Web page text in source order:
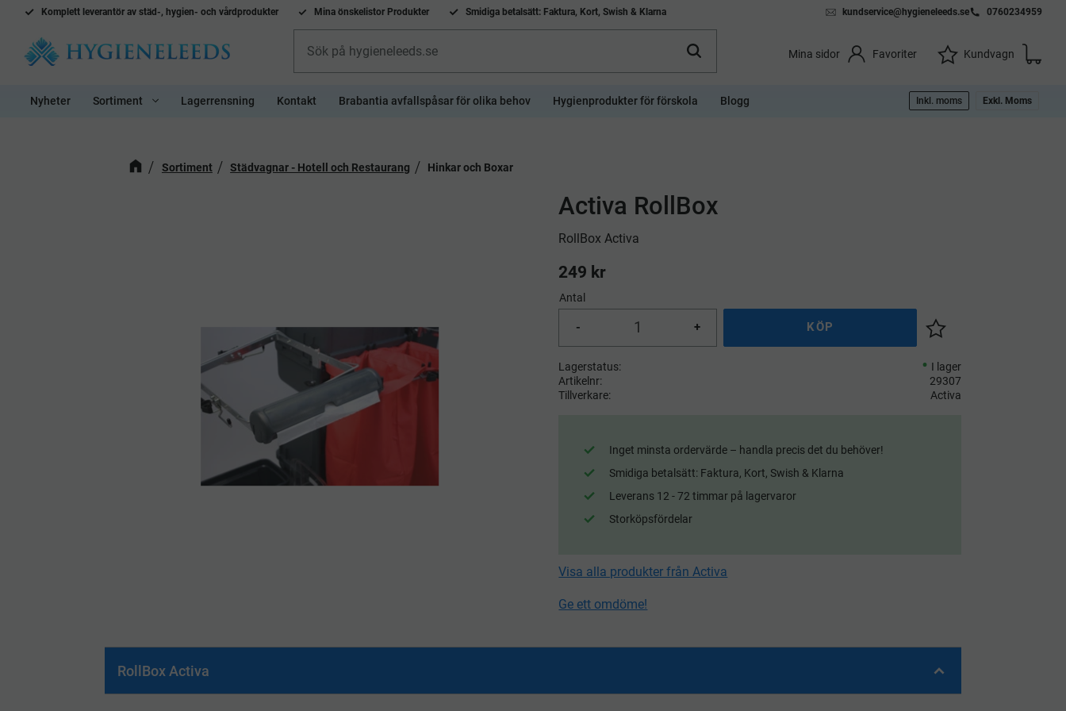
Komplett leverantör av städ-, hygien- och vårdprodukter Mina önskelistor Produkter Smidiga betalsätt: Faktura, Kort, Swish & Klarna kundservice@hygieneleeds.se 0760234959
Mina sidor Favoriter Kundvagn
Önskelista
Nyheter Sortiment Lagerrensning Kontakt Brabantia avfallspåsar för olika behov Hygienprodukter för förskola Blogg Inkl. moms Exkl. Moms
Sortiment Städvagnar - Hotell och Restaurang Hinkar och Boxar
Activa RollBox
​RollBox Activa
249 kr
Antal
+
- KÖP
Lägg till i önskelista
Lagerstatus
I lager
Artikelnr
29307
Tillverkare
Activa
Inget minsta ordervärde – handla precis det du behöver!
Smidiga betalsätt: Faktura, Kort, Swish & Klarna
Leverans 12 - 72 timmar på lagervaror
Storköpsfördelar
Visa alla produkter från Activa
Ge ett omdöme!
RollBox Activa